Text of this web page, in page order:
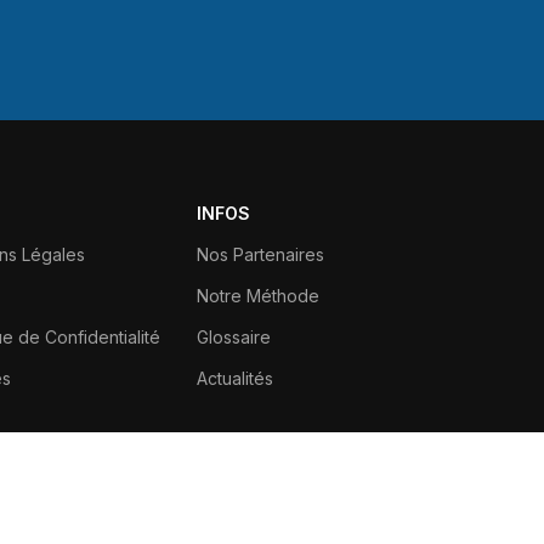
Légales
de Confidentialité
INFOS
Nos Partenaires
Notre Méthode
Glossaire
Actualités